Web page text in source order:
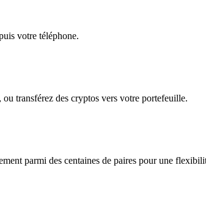
votre téléphone.
transférez des cryptos vers votre portefeuille.
parmi des centaines de paires pour une